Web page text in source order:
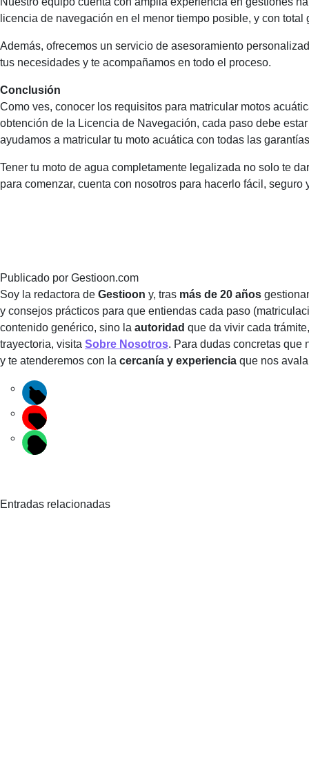
licencia de navegación en el menor tiempo posible, y con
Además, ofrecemos un servicio de asesoramiento
tus necesidades y te acompañamos en todo el proceso.
Conclusión
Como ves, conocer los requisitos para matricular motos
obtención de la Licencia de Navegación, cada paso debe
ayudamos a matricular tu moto acuática con todas las
Tener tu moto de agua completamente legalizada no solo te
para comenzar, cuenta con nosotros para hacerlo fácil, seguro
Publicado por Gestioon.com
Soy la redactora de Gestioon y, tras más de 20 años
y consejos prácticos para que entiendas cada paso
contenido genérico, sino la autoridad que da vivir cada
trayectoria, visita Sobre Nosotros. Para dudas concretas que
y te atenderemos con la cercanía y experiencia que nos
Entradas relacionadas